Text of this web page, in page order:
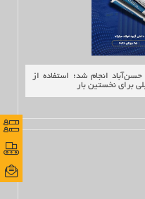
انجام شد؛ استفاده از
برای نخستین بار